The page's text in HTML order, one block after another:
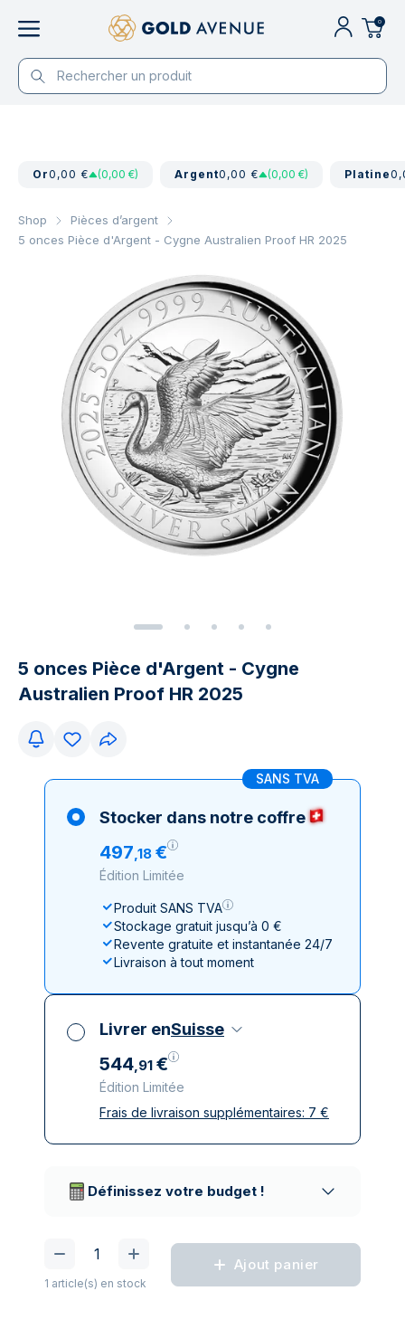
0
Or0,00 € (0,00 €) Argent0,00 € (0,00 €) Platine
Shop
Pièces d’argent
5 onces Pièce d'Argent - Cygne Australien Proof HR 2025
5 onces Pièce d'Argent - Cygne
Australien Proof HR 2025
SANS TVA
Stocker dans notre coffre
497,18 €
Édition Limitée
Produit SANS TVA
Stockage gratuit jusqu’à 0 €
Revente gratuite et instantanée 24/7
Livraison à tout moment
Livrer enSuisse
544,91 €
Édition Limitée
Toutes taxes comprises
Frais de livraison supplémentaires: 7 €
Définissez votre budget !
1 article(s) en stock
Ajout panier